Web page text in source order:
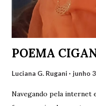
POEMA
Luciana G. Rugani junho
Navegando pela internet